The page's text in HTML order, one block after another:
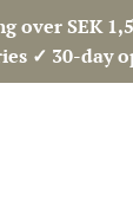
over SEK
✓ 30-day